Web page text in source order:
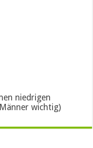
niedrigen
wichtig)